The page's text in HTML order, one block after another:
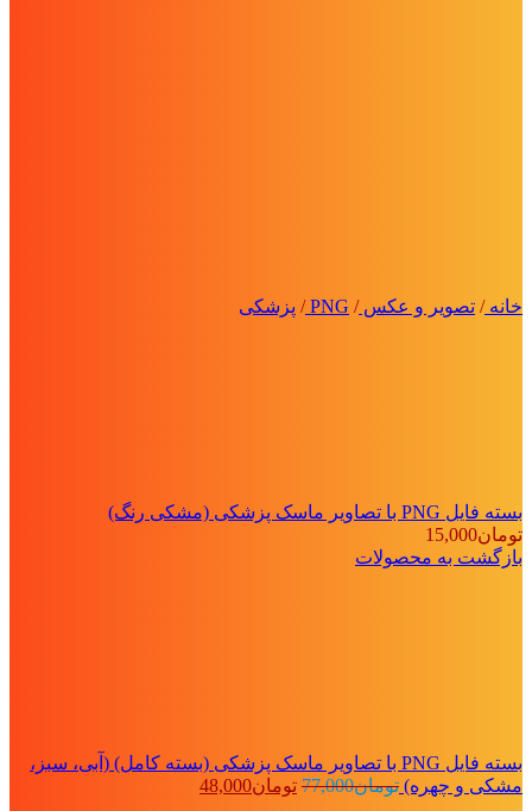
خانه/ تصویر و عکس/
PNG
/ پزشکی
بسته فایل PNG با تصاویر ماسک پزشکی (مشکی رنگ)
تومان15,000
بازگشت به محصولات
بسته فایل PNG با تصاویر ماسک پزشکی (بسته کامل) (آبی، سبز،
مشکی و چهره) تومان77,000 قیمت
تومان48,000قیمت